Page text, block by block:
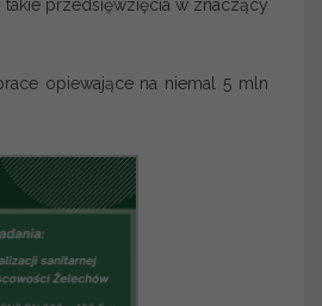
przedsięwzięcia w znaczący
opiewające na niemal 5 mln